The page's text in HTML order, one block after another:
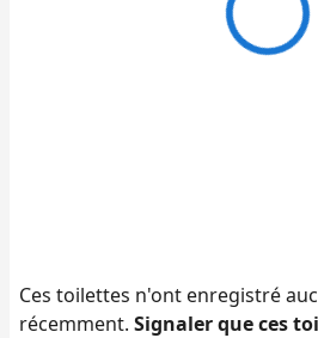
Ces toilettes n'ont enregistré
récemment. Signaler que ces